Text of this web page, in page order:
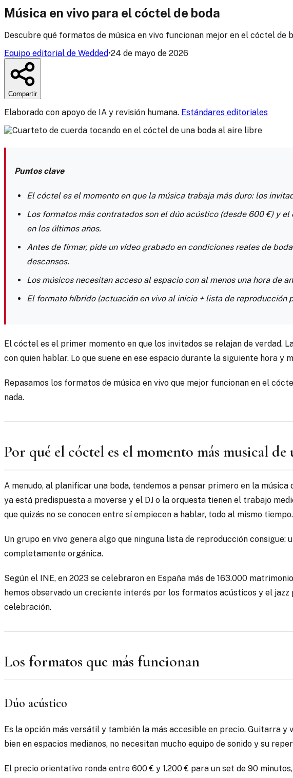
Música en vivo para el cóctel de boda
Descubre qué formatos de música en vivo funcionan mejor en el cóctel
Equipo editorial de Wedded•24 de mayo de 2026
Compartir
Elaborado con apoyo de IA y revisión humana. Estándares editoriales
Puntos clave
El cóctel es el momento en que la música trabaja más duro: los
Los formatos más contratados son el dúo acústico (desde 600 €) y
en los últimos años.
Antes de firmar, pide un vídeo grabado en condiciones reales de
descansos.
Los músicos necesitan acceso al espacio con al menos una hora de
El formato híbrido (actuación en vivo al inicio + lista de
El cóctel es el primer momento en que los invitados se relajan de verdad.
con quien hablar. Lo que suene en ese espacio durante la siguiente hora y
Repasamos los formatos de música en vivo que mejor funcionan en el
nada.
Por qué el cóctel es el momento más musical de
A menudo, al planificar una boda, tendemos a pensar primero en la
ya está predispuesta a moverse y el DJ o la orquesta tienen el trabajo
que quizás no se conocen entre sí empiecen a hablar, todo al mismo tiempo.
Un grupo en vivo genera algo que ninguna lista de reproducción
completamente orgánica.
Según el INE, en 2023 se celebraron en España más de 163.000
hemos observado un creciente interés por los formatos acústicos y el
celebración.
Los formatos que más funcionan
Dúo acústico
Es la opción más versátil y también la más accesible en precio. Guitarra
bien en espacios medianos, no necesitan mucho equipo de sonido y su
El precio orientativo ronda entre 600 € y 1.200 € para un set de 90